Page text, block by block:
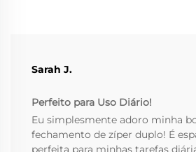
Sarah J.
Perfeito para Uso Diário!
Eu simplesmente adoro minha
fechamento de zíper duplo! É
perfeita para minhas tarefas